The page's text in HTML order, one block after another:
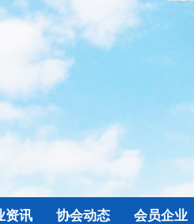
资讯 协会动态 会员企业